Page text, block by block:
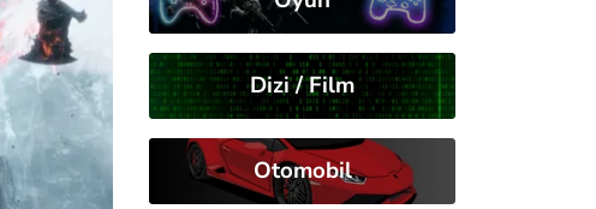
Dizi / Film
Otomobil